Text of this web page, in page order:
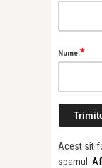
Nume:*
Acest sit
spamul.